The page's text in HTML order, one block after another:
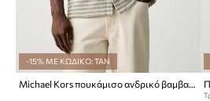
-15% ΜΕ ΚΩΔΙΚΟ: TAN
Michael Kors πουκάμισο ανδρικό βαμβακερό